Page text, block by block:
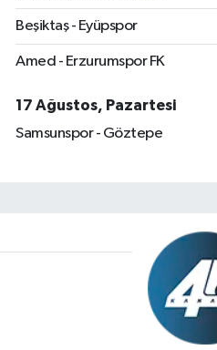
Beşiktaş - Eyüpspor
Amed - Erzurumspor FK
17 Ağustos, Pazartesi
Samsunspor - Göztepe